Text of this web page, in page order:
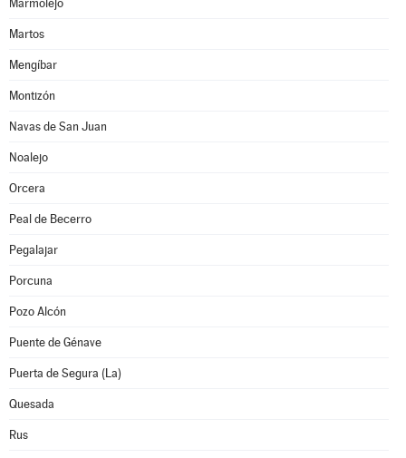
Marmolejo
Martos
Mengíbar
Montizón
Navas de San Juan
Noalejo
Orcera
Peal de Becerro
Pegalajar
Porcuna
Pozo Alcón
Puente de Génave
Puerta de Segura (La)
Quesada
Rus